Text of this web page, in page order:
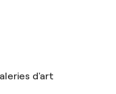
d'art